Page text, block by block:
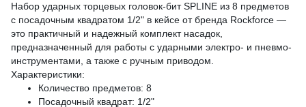
Набор ударных торцевых головок-бит SPLINE из 8 предметов
с посадочным квадратом 1/2" в кейсе от бренда Rockforce —
это практичный и надежный комплект насадок,
предназначенный для работы с ударными электро- и пневмо-
инструментами, а также с ручным приводом.
Характеристики:
Количество предметов: 8
Посадочный квадрат: 1/2"